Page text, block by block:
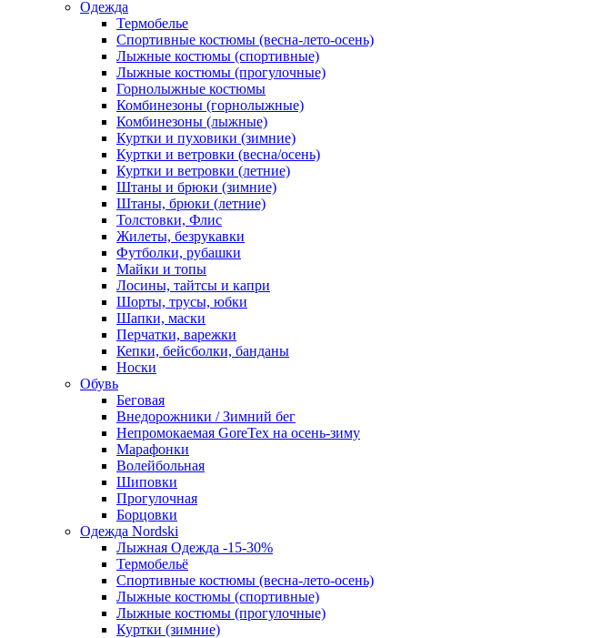
Одежда
Термобелье
Спортивные костюмы (весна-лето-осень)
Лыжные костюмы (спортивные)
Лыжные костюмы (прогулочные)
Горнолыжные костюмы
Комбинезоны (горнолыжные)
Комбинезоны (лыжные)
Куртки и пуховики (зимние)
Куртки и ветровки (весна/осень)
Куртки и ветровки (летние)
Штаны и брюки (зимние)
Штаны, брюки (летние)
Толстовки, Флис
Жилеты, безрукавки
Футболки, рубашки
Майки и топы
Лосины, тайтсы и капри
Шорты, трусы, юбки
Шапки, маски
Перчатки, варежки
Кепки, бейсболки, банданы
Носки
Обувь
Беговая
Внедорожники / Зимний бег
Непромокаемая GoreTex на осень-зиму
Марафонки
Волейбольная
Шиповки
Прогулочная
Борцовки
Одежда Nordski
Лыжная Одежда -15-30%
Термобельё
Спортивные костюмы (весна-лето-осень)
Лыжные костюмы (спортивные)
Лыжные костюмы (прогулочные)
Куртки (зимние)